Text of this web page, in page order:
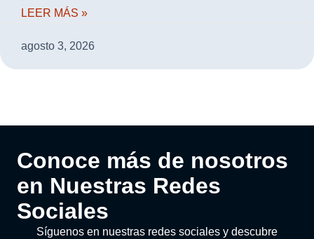
LEER MÁS »
agosto 3, 2026
Conoce más de nosotros
en Nuestras Redes
Sociales
Síguenos en nuestras redes sociales y descubre